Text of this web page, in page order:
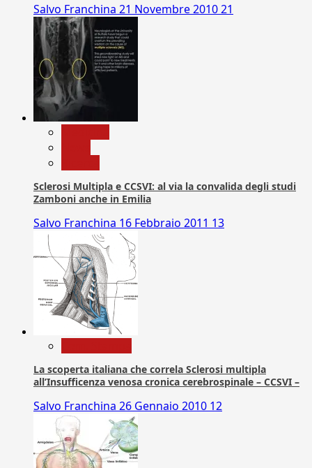
Salvo Franchina 21 Novembre 201021
Sclerosi Multipla e CCSVI: al via la convalida degli studi
Zamboni anche in Emilia
Salvo Franchina 16 Febbraio 2011 13
La scoperta italiana che correla Sclerosi multipla
all’Insufficenza venosa cronica cerebrospinale – CCSVI –
Salvo Franchina 26 Gennaio 2010 12